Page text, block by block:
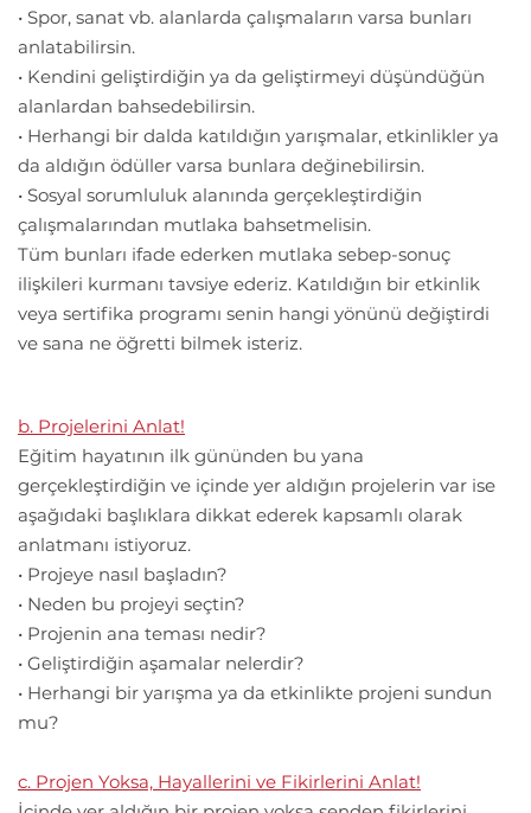
• Spor, sanat vb. alanlarda çalışmaların varsa bunları
anlatabilirsin.
• Kendini geliştirdiğin ya da geliştirmeyi düşündüğün
alanlardan bahsedebilirsin.
• Herhangi bir dalda katıldığın yarışmalar, etkinlikler ya
da aldığın ödüller varsa bunlara değinebilirsin.
• Sosyal sorumluluk alanında gerçekleştirdiğin
çalışmalarından mutlaka bahsetmelisin.
Tüm bunları ifade ederken mutlaka sebep-sonuç
ilişkileri kurmanı tavsiye ederiz. Katıldığın bir etkinlik
veya sertifika programı senin hangi yönünü değiştirdi
ve sana ne öğretti bilmek isteriz.
b. Projelerini Anlat!
Eğitim hayatının ilk gününden bu yana
gerçekleştirdiğin ve içinde yer aldığın projelerin var ise
aşağıdaki başlıklara dikkat ederek kapsamlı olarak
anlatmanı istiyoruz.
• Projeye nasıl başladın?
• Neden bu projeyi seçtin?
• Projenin ana teması nedir?
• Geliştirdiğin aşamalar nelerdir?
• Herhangi bir yarışma ya da etkinlikte projeni sundun
mu?
c. Projen Yoksa, Hayallerini ve Fikirlerini Anlat!